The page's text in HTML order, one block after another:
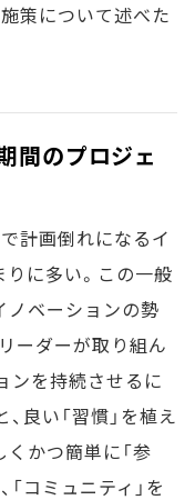
策について述べた
間のプロジェ
計画倒れになるイ
りに多い。この一般
ノベーションの勢
ーダーが取り組ん
ンを持続させるに
良い「習慣」を植え
かつ簡単に「参
コミュニティ」を